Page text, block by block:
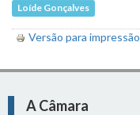
Loíde Gonçalves
Versão para impressão
A Câmara